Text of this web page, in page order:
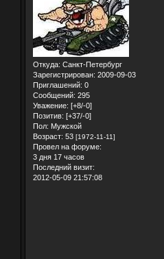
Откуда: Санкт-Петербург
Зарегистрирован: 2009-09-03
Приглашений: 0
Сообщений: 295
Уважение: [+8/-0]
Позитив: [+37/-0]
Пол: Мужской
Возраст: 53 [1972-11-11]
Провел на форуме:
3 дня 17 часов
Последний визит:
2012-05-09 21:57:08